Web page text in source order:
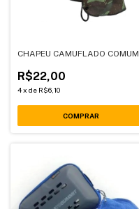
CHAPEU CAMUFLADO COMUM
R$22,00
4x de R$6,10